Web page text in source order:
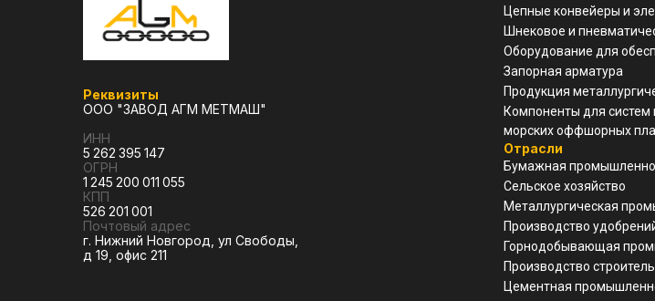
Реквизиты
ООО "ЗАВОД АГМ МЕТМАШ"
ИНН
5 262 395 147
ОГРН
1 245 200 011 055
КПП
526 201 001
Почтовый адрес
г. Нижний Новгород, ул Свободы,
д 19, офис 211
Цепные конвейеры и
Шнековое и
Оборудование для
Запорная арматура
Продукция
Компоненты для систем
морских оффшорных
Отрасли
Бумажная
Сельское хозяйство
Металлургическая
Производство
Горнодобывающая
Производство
Цементная